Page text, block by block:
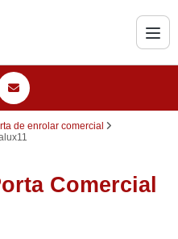
de enrolar comercial
Comercial